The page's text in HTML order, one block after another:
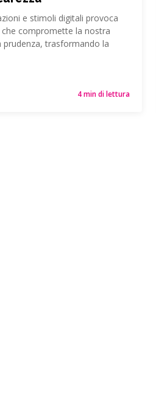
e stimoli digitali provoca
compromette la nostra
prudenza, trasformando la
4 min di lettura